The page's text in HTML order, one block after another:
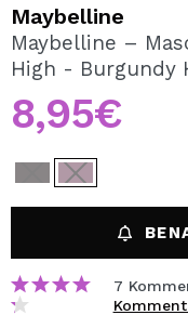
Durch die Erstellung
können Sie Ihre
Bestellungen
einsehen.
Maybelline
Maybelline –
High - Burgundy
8,95€
7